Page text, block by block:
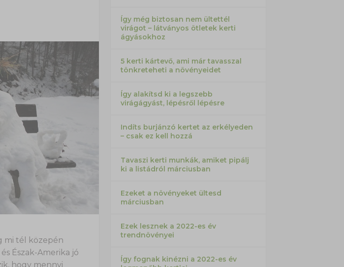
mi tél közepén
Észak-Amerika jó
hogy mennyi
Így még biztosan nem ültettél
virágot – látványos ötletek kerti
ágyásokhoz
5 kerti kártevő, ami már tavasszal
tönkreteheti a növényeidet
Így alakítsd ki a legszebb
virágágyást, lépésről lépésre
Indíts burjánzó kertet az erkélyeden
– csak ez kell hozzá
Tavaszi kerti munkák, amiket pipálj
ki a listádról márciusban
Ezeket a növényeket ültesd
márciusban
Ezek lesznek a 2022-es év
trendnövényei
Így fognak kinézni a 2022-es év